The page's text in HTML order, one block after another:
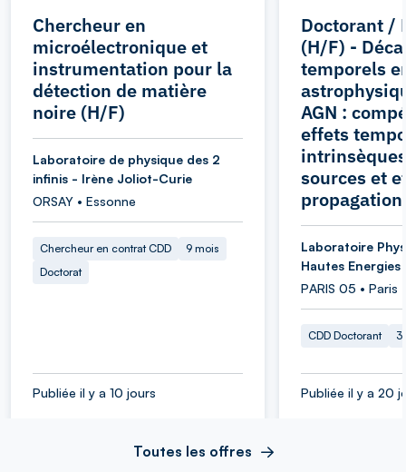
Chercheur en
microélectronique et
instrumentation pour la
détection de matière
noire (H/F)
Laboratoire de physique des 2
infinis - Irène Joliot-Curie
ORSAY • Essonne
Chercheur en contrat CDD
9 mois
Doctorat
Publiée il y a 10 jours
Doctorant /
(H/F) -
temporels
AGN :
effets
sources et
propagation
Laboratoire
Hautes Energies
PARIS 05 • Paris
CDD Doctorant
Publiée il y a 20
Toutes les offres